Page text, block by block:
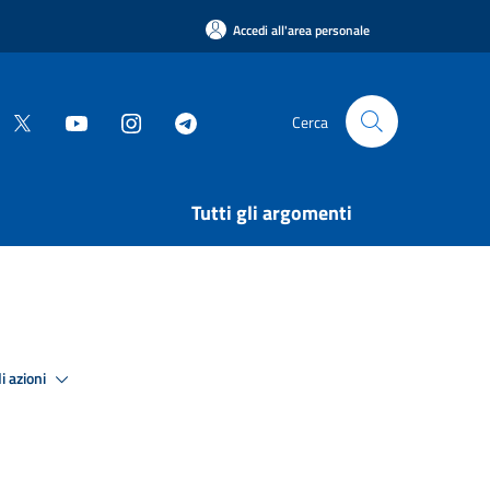
Accedi all'area personale
Cerca
Tutti gli argomenti
azioni